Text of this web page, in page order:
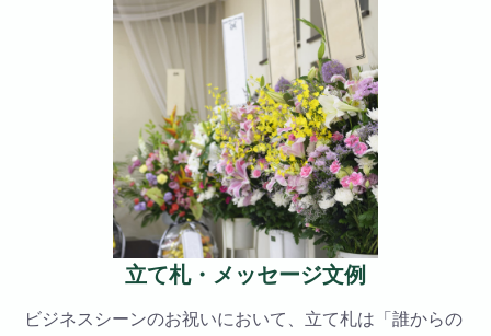
立て札・メッセージ文例
ビジネスシーンのお祝いにおいて、立て札は「誰からの